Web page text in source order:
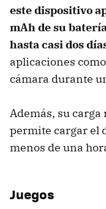
este dispositivo
mAh de su
hasta casi dos
aplicaciones
cámara durante
Además, su carga
permite cargar el
menos de una
Juegos